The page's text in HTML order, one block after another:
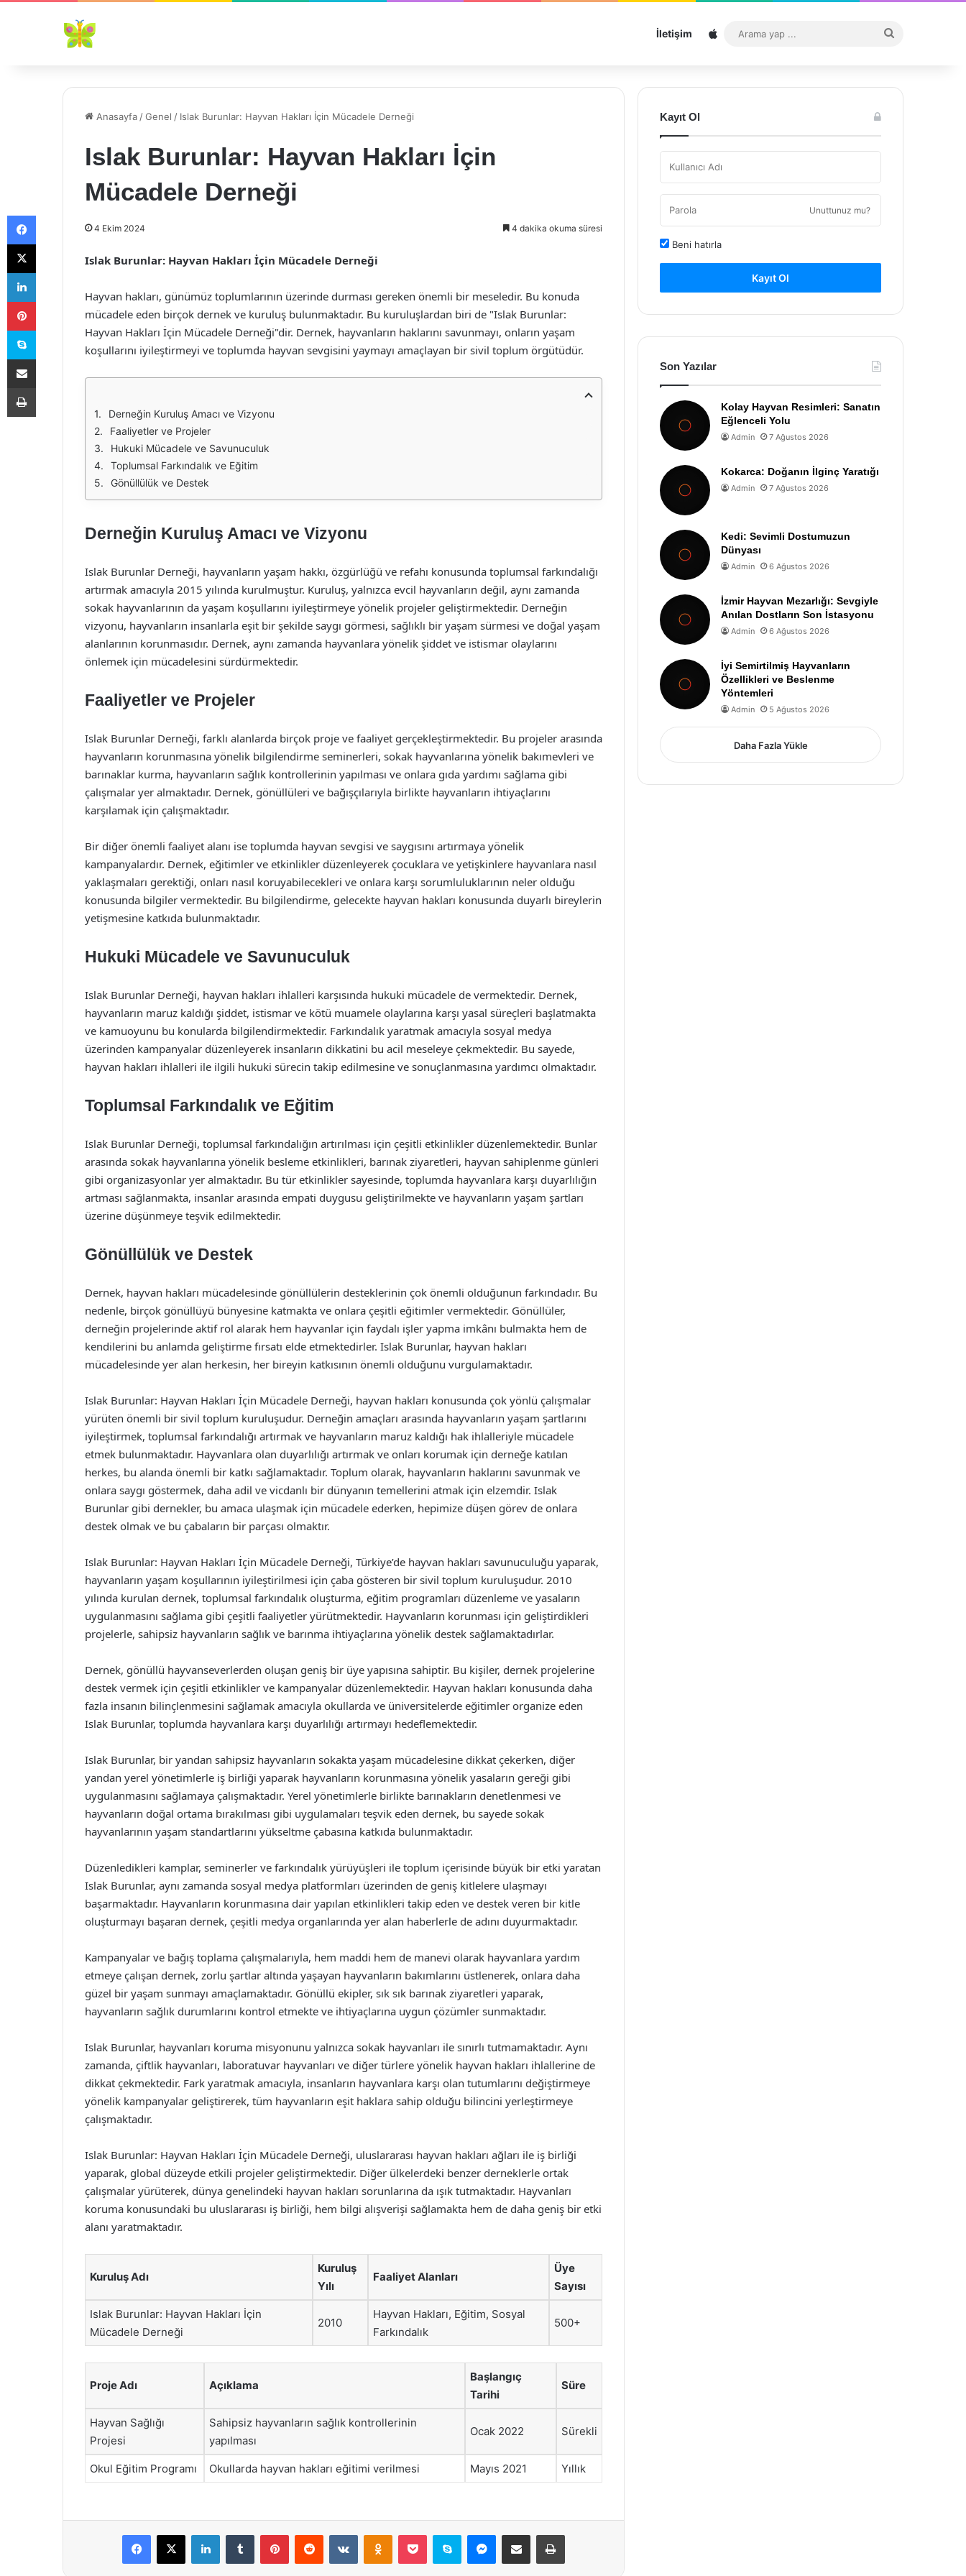
İletişim Sitemap
...
Anasayfa /Genel / Islak Burunlar: Hayvan Hakları İçin Mücadele Derneği
Islak Burunlar: Hayvan Hakları İçin
Mücadele Derneği
4 Ekim 2024 4 dakika okuma süresi
Islak Burunlar: Hayvan Hakları İçin Mücadele Derneği
Hayvan hakları, günümüz toplumlarının üzerinde durması gereken önemli bir meseledir. Bu konuda
mücadele eden birçok dernek ve kuruluş bulunmaktadır. Bu kuruluşlardan biri de "Islak Burunlar:
Hayvan Hakları İçin Mücadele Derneği"dir. Dernek, hayvanların haklarını savunmayı, onların yaşam
koşullarını iyileştirmeyi ve toplumda hayvan sevgisini yaymayı amaçlayan bir sivil toplum örgütüdür.
Derneğin Kuruluş Amacı ve Vizyonu
Faaliyetler ve Projeler
Hukuki Mücadele ve Savunuculuk
Toplumsal Farkındalık ve Eğitim
Gönüllülük ve Destek
Derneğin Kuruluş Amacı ve Vizyonu
Islak Burunlar Derneği, hayvanların yaşam hakkı, özgürlüğü ve refahı konusunda toplumsal farkındalığı
artırmak amacıyla 2015 yılında kurulmuştur. Kuruluş, yalnızca evcil hayvanların değil, aynı zamanda
sokak hayvanlarının da yaşam koşullarını iyileştirmeye yönelik projeler geliştirmektedir. Derneğin
vizyonu, hayvanların insanlarla eşit bir şekilde saygı görmesi, sağlıklı bir yaşam sürmesi ve doğal yaşam
alanlarının korunmasıdır. Dernek, aynı zamanda hayvanlara yönelik şiddet ve istismar olaylarını
önlemek için mücadelesini sürdürmektedir.
Faaliyetler ve Projeler
Islak Burunlar Derneği, farklı alanlarda birçok proje ve faaliyet gerçekleştirmektedir. Bu projeler arasında
hayvanların korunmasına yönelik bilgilendirme seminerleri, sokak hayvanlarına yönelik bakımevleri ve
barınaklar kurma, hayvanların sağlık kontrollerinin yapılması ve onlara gıda yardımı sağlama gibi
çalışmalar yer almaktadır. Dernek, gönüllüleri ve bağışçılarıyla birlikte hayvanların ihtiyaçlarını
karşılamak için çalışmaktadır.
Bir diğer önemli faaliyet alanı ise toplumda hayvan sevgisi ve saygısını artırmaya yönelik
kampanyalardır. Dernek, eğitimler ve etkinlikler düzenleyerek çocuklara ve yetişkinlere hayvanlara nasıl
yaklaşmaları gerektiği, onları nasıl koruyabilecekleri ve onlara karşı sorumluluklarının neler olduğu
konusunda bilgiler vermektedir. Bu bilgilendirme, gelecekte hayvan hakları konusunda duyarlı bireylerin
yetişmesine katkıda bulunmaktadır.
Hukuki Mücadele ve Savunuculuk
Islak Burunlar Derneği, hayvan hakları ihlalleri karşısında hukuki mücadele de vermektedir. Dernek,
hayvanların maruz kaldığı şiddet, istismar ve kötü muamele olaylarına karşı yasal süreçleri başlatmakta
ve kamuoyunu bu konularda bilgilendirmektedir. Farkındalık yaratmak amacıyla sosyal medya
üzerinden kampanyalar düzenleyerek insanların dikkatini bu acil meseleye çekmektedir. Bu sayede,
hayvan hakları ihlalleri ile ilgili hukuki sürecin takip edilmesine ve sonuçlanmasına yardımcı olmaktadır.
Toplumsal Farkındalık ve Eğitim
Islak Burunlar Derneği, toplumsal farkındalığın artırılması için çeşitli etkinlikler düzenlemektedir. Bunlar
arasında sokak hayvanlarına yönelik besleme etkinlikleri, barınak ziyaretleri, hayvan sahiplenme günleri
gibi organizasyonlar yer almaktadır. Bu tür etkinlikler sayesinde, toplumda hayvanlara karşı duyarlılığın
artması sağlanmakta, insanlar arasında empati duygusu geliştirilmekte ve hayvanların yaşam şartları
üzerine düşünmeye teşvik edilmektedir.
Gönüllülük ve Destek
Dernek, hayvan hakları mücadelesinde gönüllülerin desteklerinin çok önemli olduğunun farkındadır. Bu
nedenle, birçok gönüllüyü bünyesine katmakta ve onlara çeşitli eğitimler vermektedir. Gönüllüler,
derneğin projelerinde aktif rol alarak hem hayvanlar için faydalı işler yapma imkânı bulmakta hem de
kendilerini bu anlamda geliştirme fırsatı elde etmektedirler. Islak Burunlar, hayvan hakları
mücadelesinde yer alan herkesin, her bireyin katkısının önemli olduğunu vurgulamaktadır.
Islak Burunlar: Hayvan Hakları İçin Mücadele Derneği, hayvan hakları konusunda çok yönlü çalışmalar
yürüten önemli bir sivil toplum kuruluşudur. Derneğin amaçları arasında hayvanların yaşam şartlarını
iyileştirmek, toplumsal farkındalığı artırmak ve hayvanların maruz kaldığı hak ihlalleriyle mücadele
etmek bulunmaktadır. Hayvanlara olan duyarlılığı artırmak ve onları korumak için derneğe katılan
herkes, bu alanda önemli bir katkı sağlamaktadır. Toplum olarak, hayvanların haklarını savunmak ve
onlara saygı göstermek, daha adil ve vicdanlı bir dünyanın temellerini atmak için elzemdir. Islak
Burunlar gibi dernekler, bu amaca ulaşmak için mücadele ederken, hepimize düşen görev de onlara
destek olmak ve bu çabaların bir parçası olmaktır.
Islak Burunlar: Hayvan Hakları İçin Mücadele Derneği, Türkiye’de hayvan hakları savunuculuğu yaparak,
hayvanların yaşam koşullarının iyileştirilmesi için çaba gösteren bir sivil toplum kuruluşudur. 2010
yılında kurulan dernek, toplumsal farkındalık oluşturma, eğitim programları düzenleme ve yasaların
uygulanmasını sağlama gibi çeşitli faaliyetler yürütmektedir. Hayvanların korunması için geliştirdikleri
projelerle, sahipsiz hayvanların sağlık ve barınma ihtiyaçlarına yönelik destek sağlamaktadırlar.
Dernek, gönüllü hayvanseverlerden oluşan geniş bir üye yapısına sahiptir. Bu kişiler, dernek projelerine
destek vermek için çeşitli etkinlikler ve kampanyalar düzenlemektedir. Hayvan hakları konusunda daha
fazla insanın bilinçlenmesini sağlamak amacıyla okullarda ve üniversitelerde eğitimler organize eden
Islak Burunlar, toplumda hayvanlara karşı duyarlılığı artırmayı hedeflemektedir.
Islak Burunlar, bir yandan sahipsiz hayvanların sokakta yaşam mücadelesine dikkat çekerken, diğer
yandan yerel yönetimlerle iş birliği yaparak hayvanların korunmasına yönelik yasaların gereği gibi
uygulanmasını sağlamaya çalışmaktadır. Yerel yönetimlerle birlikte barınakların denetlenmesi ve
hayvanların doğal ortama bırakılması gibi uygulamaları teşvik eden dernek, bu sayede sokak
hayvanlarının yaşam standartlarını yükseltme çabasına katkıda bulunmaktadır.
Düzenledikleri kamplar, seminerler ve farkındalık yürüyüşleri ile toplum içerisinde büyük bir etki yaratan
Islak Burunlar, aynı zamanda sosyal medya platformları üzerinden de geniş kitlelere ulaşmayı
başarmaktadır. Hayvanların korunmasına dair yapılan etkinlikleri takip eden ve destek veren bir kitle
oluşturmayı başaran dernek, çeşitli medya organlarında yer alan haberlerle de adını duyurmaktadır.
Kampanyalar ve bağış toplama çalışmalarıyla, hem maddi hem de manevi olarak hayvanlara yardım
etmeye çalışan dernek, zorlu şartlar altında yaşayan hayvanların bakımlarını üstlenerek, onlara daha
güzel bir yaşam sunmayı amaçlamaktadır. Gönüllü ekipler, sık sık barınak ziyaretleri yaparak,
hayvanların sağlık durumlarını kontrol etmekte ve ihtiyaçlarına uygun çözümler sunmaktadır.
Islak Burunlar, hayvanları koruma misyonunu yalnızca sokak hayvanları ile sınırlı tutmamaktadır. Aynı
zamanda, çiftlik hayvanları, laboratuvar hayvanları ve diğer türlere yönelik hayvan hakları ihlallerine de
dikkat çekmektedir. Fark yaratmak amacıyla, insanların hayvanlara karşı olan tutumlarını değiştirmeye
yönelik kampanyalar geliştirerek, tüm hayvanların eşit haklara sahip olduğu bilincini yerleştirmeye
çalışmaktadır.
Islak Burunlar: Hayvan Hakları İçin Mücadele Derneği, uluslararası hayvan hakları ağları ile iş birliği
yaparak, global düzeyde etkili projeler geliştirmektedir. Diğer ülkelerdeki benzer derneklerle ortak
çalışmalar yürüterek, dünya genelindeki hayvan hakları sorunlarına da ışık tutmaktadır. Hayvanları
koruma konusundaki bu uluslararası iş birliği, hem bilgi alışverişi sağlamakta hem de daha geniş bir etki
alanı yaratmaktadır.
Kuruluş Adı
Kuruluş
Yılı
Faaliyet Alanları
Üye
Sayısı
Islak Burunlar: Hayvan Hakları İçin
Mücadele Derneği
2010
Hayvan Hakları, Eğitim, Sosyal
Farkındalık
500+
Proje Adı Açıklama
Başlangıç
Tarihi
Süre
Hayvan Sağlığı
Projesi
Sahipsiz hayvanların sağlık kontrollerinin
yapılması
Ocak 2022 Sürekli
Okul Eğitim Programı Okullarda hayvan hakları eğitimi verilmesi Mayıs 2021 Yıllık
Facebook
X LinkedInTumblr PinterestReddit VKontakteOdnoklassniki
Pocket Skype Messenger
E-Posta ile paylaş Yazdır
Kayıt Ol
Unuttunuz mu?
Beni hatırla
Kayıt Ol
Son Yazılar
Kolay Hayvan Resimleri: Sanatın
Eğlenceli Yolu
Admin 7 Ağustos 2026
Kokarca: Doğanın İlginç Yaratığı
Admin 7 Ağustos 2026
Kedi: Sevimli Dostumuzun
Dünyası
Admin 6 Ağustos 2026
İzmir Hayvan Mezarlığı: Sevgiyle
Anılan Dostların Son İstasyonu
Admin 6 Ağustos 2026
İyi Semirtilmiş Hayvanların
Özellikleri ve Beslenme
Yöntemleri
Admin 5 Ağustos 2026
Daha Fazla Yükle
Facebook
X
LinkedIn
Pinterest
Skype
E-Posta ile paylaş